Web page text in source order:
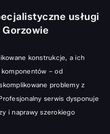
w Gorzowie – szybkość i
kontaktu
po naprawie
Twojego laptopa dzięki
usługi
konstrukcje, a ich
– od
problemy z
serwis dysponuje
i naprawy szerokiego